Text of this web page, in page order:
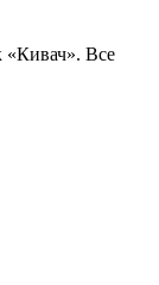
«Кивач». Все